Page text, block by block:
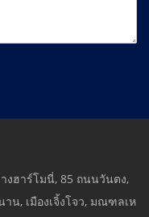
งฮาร์โมนี่, 85 ถนนวันตง,
าน, เมืองเจิ้งโจว, มณฑลเห